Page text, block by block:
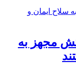
مجهز به